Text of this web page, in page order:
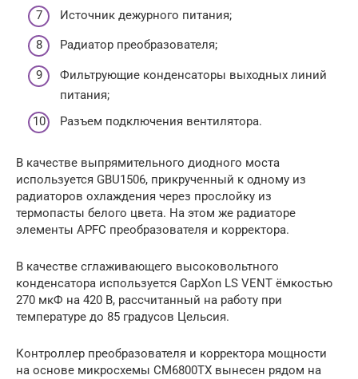
Источник дежурного питания;
Радиатор преобразователя;
Фильтрующие конденсаторы выходных линий
питания;
Разъем подключения вентилятора.
В качестве выпрямительного диодного моста
используется GBU1506, прикрученный к одному из
радиаторов охлаждения через прослойку из
термопасты белого цвета. На этом же радиаторе
элементы APFC преобразователя и корректора.
В качестве сглаживающего высоковольтного
конденсатора используется CapXon LS VENT ёмкостью
270 мкФ на 420 В, рассчитанный на работу при
температуре до 85 градусов Цельсия.
Контроллер преобразователя и корректора мощности
на основе микросхемы CM6800TX вынесен рядом на